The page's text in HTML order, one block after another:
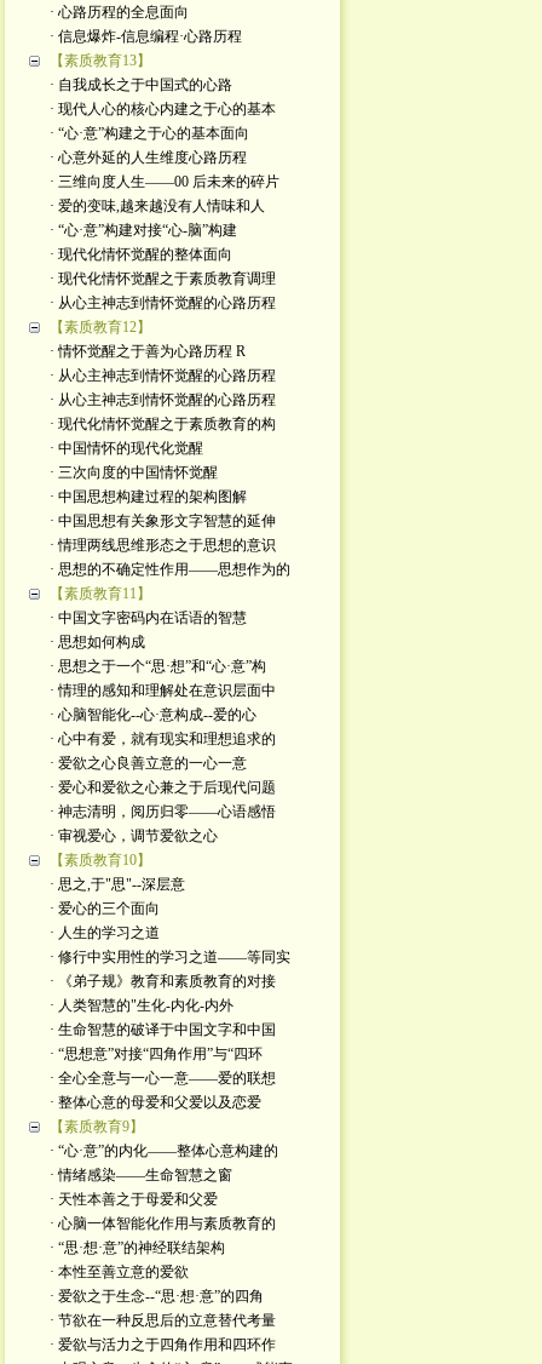
· 心路历程的全息面向
· 信息爆炸-信息编程·心路历程
【素质教育13】
· 自我成长之于中国式的心路
· 现代人心的核心内建之于心的基本
· “心·意”构建之于心的基本面向
· 心意外延的人生维度心路历程
· 三维向度人生——00 后未来的碎片
· 爱的变味,越来越没有人情味和人
· “心·意”构建对接“心-脑”构建
· 现代化情怀觉醒的整体面向
· 现代化情怀觉醒之于素质教育调理
· 从心主神志到情怀觉醒的心路历程
【素质教育12】
· 情怀觉醒之于善为心路历程 R
· 从心主神志到情怀觉醒的心路历程
· 从心主神志到情怀觉醒的心路历程
· 现代化情怀觉醒之于素质教育的构
· 中国情怀的现代化觉醒
· 三次向度的中国情怀觉醒
· 中国思想构建过程的架构图解
· 中国思想有关象形文字智慧的延伸
· 情理两线思维形态之于思想的意识
· 思想的不确定性作用——思想作为的
【素质教育11】
· 中国文字密码内在话语的智慧
· 思想如何构成
· 思想之于一个“思·想”和“心·意”构
· 情理的感知和理解处在意识层面中
· 心脑智能化--心·意构成--爱的心
· 心中有爱，就有现实和理想追求的
· 爱欲之心良善立意的一心一意
· 爱心和爱欲之心兼之于后现代问题
· 神志清明，阅历归零——心语感悟
· 审视爱心，调节爱欲之心
【素质教育10】
· 思之,于"思"--深层意
· 爱心的三个面向
· 人生的学习之道
· 修行中实用性的学习之道——等同实
· 《弟子规》教育和素质教育的对接
· 人类智慧的"生化-内化-内外
· 生命智慧的破译于中国文字和中国
· “思想意”对接“四角作用”与“四环
· 全心全意与一心一意——爱的联想
· 整体心意的母爱和父爱以及恋爱
【素质教育9】
· “心·意”的内化——整体心意构建的
· 情绪感染——生命智慧之窗
· 天性本善之于母爱和父爱
· 心脑一体智能化作用与素质教育的
· “思·想·意”的神经联结架构
· 本性至善立意的爱欲
· 爱欲之于生念--“思·想·意”的四角
· 节欲在一种反思后的立意替代考量
· 爱欲与活力之于四角作用和四环作